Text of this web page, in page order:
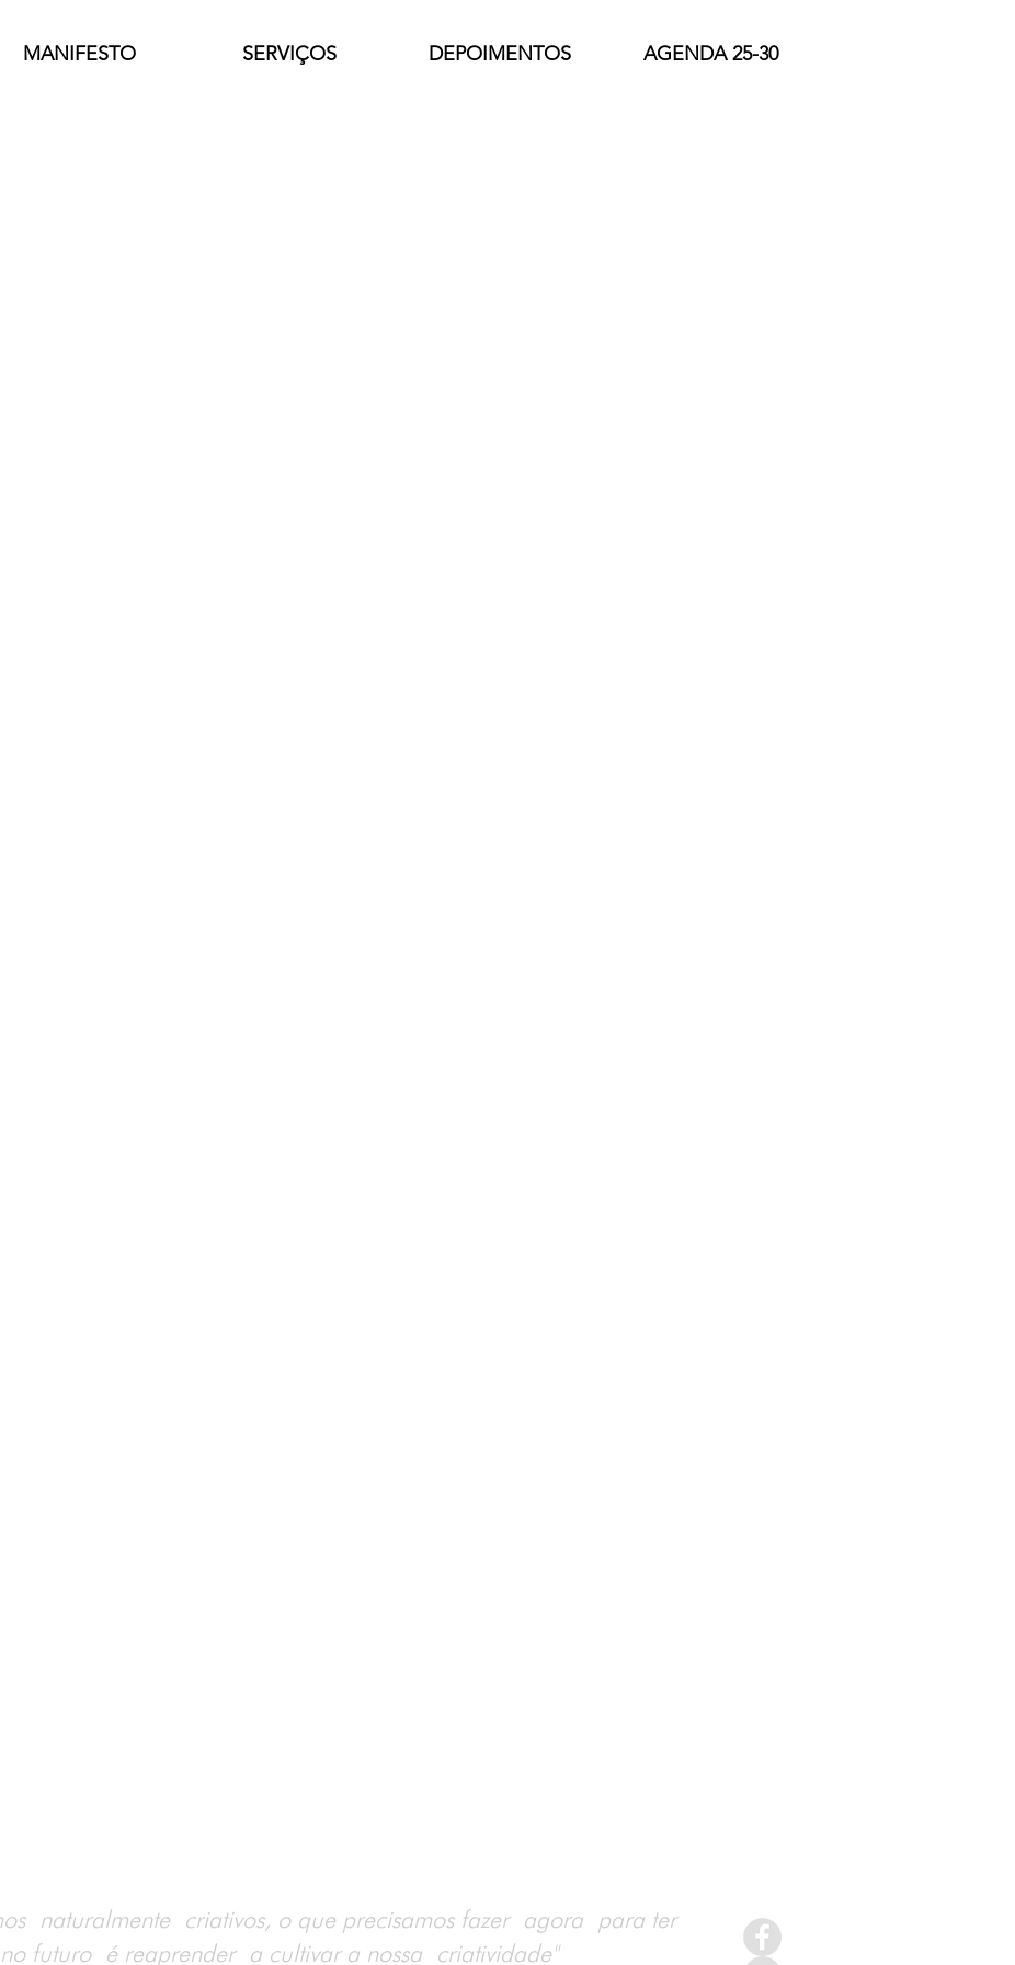
MANIFESTO SERVIÇOS DEPOIMENTOS AGENDA 25-30
naturalmente criativos, o que precisamos fazer agora para ter
futuro é reaprender a cultivar a nossa criatividade"